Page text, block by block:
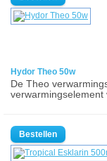
Hydor Theo 50w
De Theo
verwarmingselement